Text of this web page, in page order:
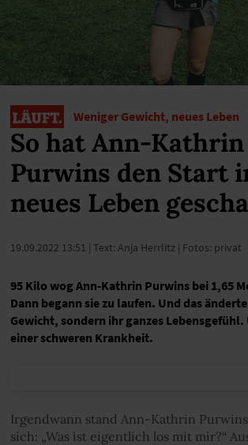
Weniger Gewicht, neues Leben
So hat Ann-Kathrin
Purwins den Start
neues Leben
19.09.2022 13:51 | Text: Anja Herrlitz | Fotos: privat
95 Kilo wog Ann-Kathrin Purwins bei 1,65
Dann begann sie zu laufen. Und das
Gewicht, sondern ihr ganzes
einer schweren Krankheit.
Irgendwann stand Ann-Kathrin
sich: „Was ist eigentlich los mit mir?“